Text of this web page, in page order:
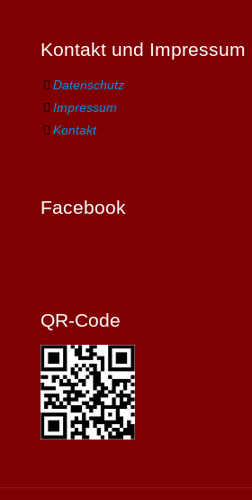
Kontakt und Impressum
Datenschutz
Impressum
Kontakt
Facebook
QR-Code